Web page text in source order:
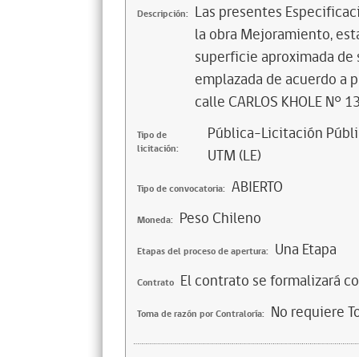
Descripción: Las presentes
la obra Mejoramiento,
superficie aproximada
emplazada de acuerdo a
calle CARLOS KHOLE N°
Tipo de
licitación:
Pública-Licitación
UTM (LE)
Tipo de convocatoria: ABIERTO
Moneda: Peso Chileno
Etapas del proceso de apertura: Una Etapa
Contrato El contrato se formalizará
Toma de razón por Contraloría: No requiere